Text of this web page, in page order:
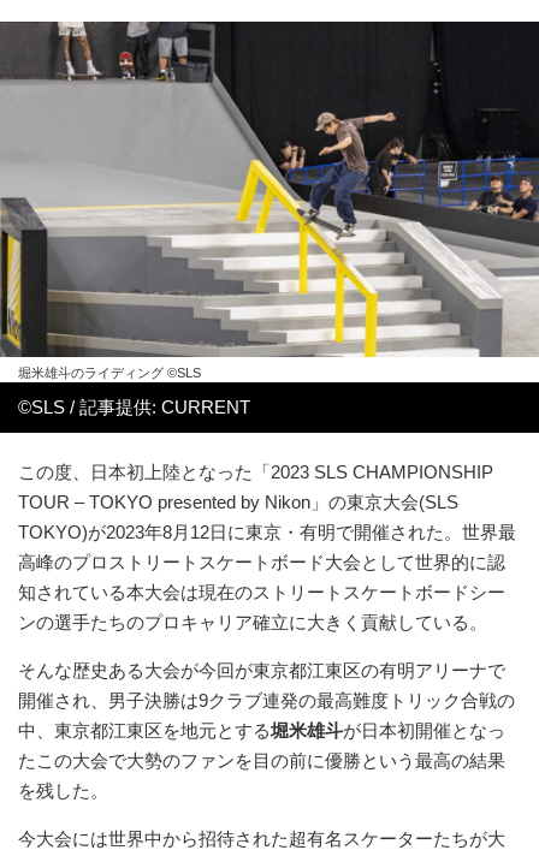
堀米雄斗のライディング ©︎SLS
©︎SLS / 記事提供: CURRENT
この度、日本初上陸となった「2023 SLS CHAMPIONSHIP
TOUR – TOKYO presented by Nikon」の東京大会(SLS
TOKYO)が2023年8月12日に東京・有明で開催された。世界最
高峰のプロストリートスケートボード大会として世界的に認
知されている本大会は現在のストリートスケートボードシー
ンの選手たちのプロキャリア確立に大きく貢献している。
そんな歴史ある大会が今回が東京都江東区の有明アリーナで
開催され、男子決勝は9クラブ連発の最高難度トリック合戦の
中、東京都江東区を地元とする堀米雄斗が日本初開催となっ
たこの大会で大勢のファンを目の前に優勝という最高の結果
を残した。
今大会には世界中から招待された超有名スケーターたちが大